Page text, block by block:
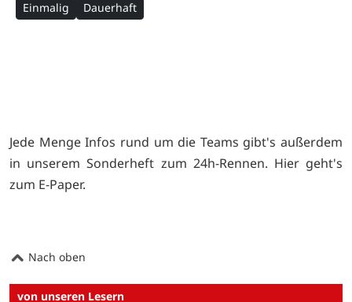
Einmalig Dauerhaft
Jede Menge Infos rund um die Teams gibt's außerdem
in unserem Sonderheft zum 24h-Rennen. Hier geht's
zum E-Paper.
Nach oben
von unseren Lesern